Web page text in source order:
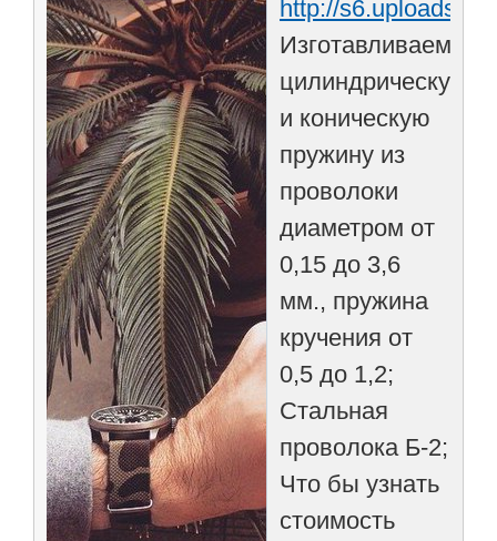
Изготавливаем
цилиндрическую
и коническую
пружину из
проволоки
диаметром от
0,15 до 3,6
мм., пружина
кручения от
0,5 до 1,2;
Стальная
проволока Б-2;
Что бы узнать
стоимость